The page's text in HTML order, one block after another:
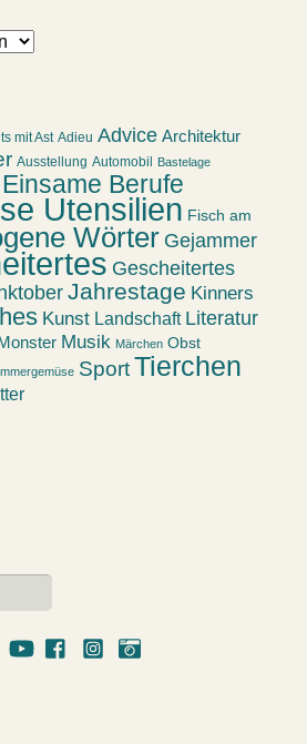
mit Ast Adieu Advice Architektur
Ausstellung Automobil Bastelage
Einsame Berufe
Utensilien Fisch am
Wörter Gejammer
Gescheitertes
Jahrestage Kinners
Kunst Landschaft Literatur
Musik Märchen Obst
Sport Tierchen
BlueskyYoutubeFacebookInstagram